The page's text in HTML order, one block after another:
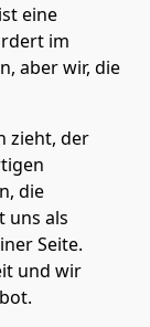
ist eine
im
aber wir, die
zieht, der
die
uns als
Seite.
und wir